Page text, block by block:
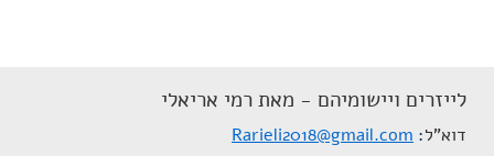
לייזרים ויישומיהם - מאת רמי אריאלי
דוא"ל Rarieli2018@gmail.com